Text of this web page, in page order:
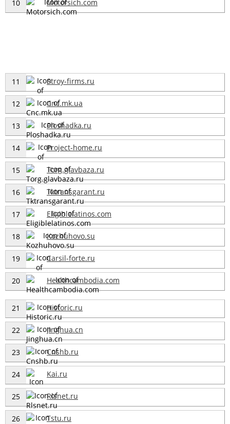
10 Motorsich.com
11 Stroy-firms.ru
12 Cnc.mk.ua
13 Ploshadka.ru
14 Project-home.ru
15 Torg.glavbaza.ru
16 Tktransgarant.ru
17 Eligiblelatinos.com
18 Kozhuhovo.su
19 Carsil-forte.ru
20 Healthcambodia.com
21 Historic.ru
22 Jinghua.cn
23 Cnshb.ru
24 Kai.ru
25 Rlsnet.ru
26 Tstu.ru